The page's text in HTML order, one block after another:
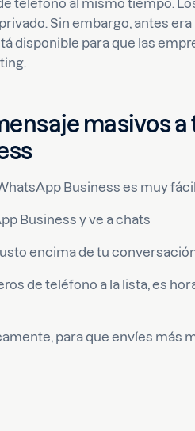
teléfono al mismo tiempo.
Sin embargo, antes
disponible para que las
masivos a
Business es muy
Business y ve a chats
encima de tu
de teléfono a la lista, es
para que envíes más